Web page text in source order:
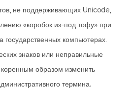
не поддерживающих Unicode,
«коробок из-под тофу» при
государственных компьютерах.
знаков или неправильные
коренным образом изменить
термина.